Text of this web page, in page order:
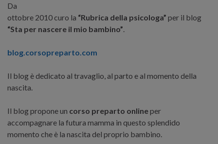
Da
ottobre 2010 curo la “Rubrica della psicologa” per il blog
“Sta per nascere il mio bambino”
blog.corsopreparto.com
Il blog è dedicato al travaglio, al parto e al momento della
nascita.
Il blog propone un corso preparto onlineper
accompagnare la futura mamma in questo splendido
momento che è la nascita del proprio bambino.